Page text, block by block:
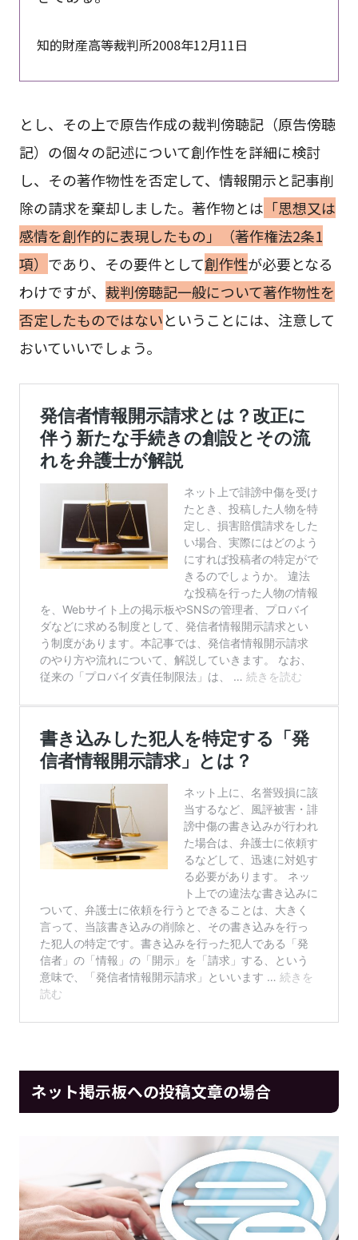
知的財産高等裁判所2008年12月11日
とし、その上で原告作成の裁判傍聴記（原告傍聴
記）の個々の記述について創作性を詳細に検討
し、その著作物性を否定して、情報開示と記事削
除の請求を棄却しました。著作物とは 「思想又は
感情を創作的に表現したもの」（著作権法2条1
項） であり、その要件として創作性が必要となる
わけですが、 裁判傍聴記一般について著作物性を
否定したものではないということには、注意して
おいていいでしょう。
ネット掲示板への投稿文章の場合